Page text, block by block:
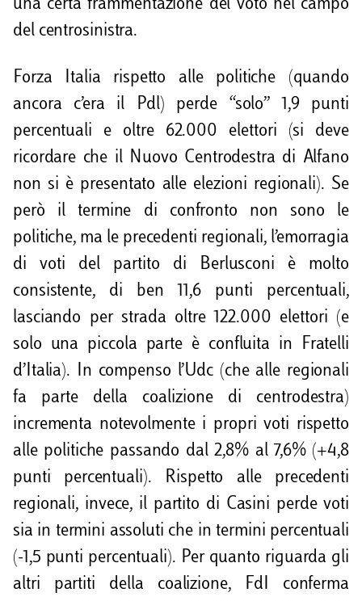
una certa frammentazione del voto nel campo
del centrosinistra.
Forza Italia rispetto alle politiche (quando
ancora c’era il Pdl) perde “solo” 1,9 punti
percentuali e oltre 62.000 elettori (si deve
ricordare che il Nuovo Centrodestra di Alfano
non si è presentato alle elezioni regionali). Se
però il termine di confronto non sono le
politiche, ma le precedenti regionali, l’emorragia
di voti del partito di Berlusconi è molto
consistente, di ben 11,6 punti percentuali,
lasciando per strada oltre 122.000 elettori (e
solo una piccola parte è confluita in Fratelli
d’Italia). In compenso l’Udc (che alle regionali
fa parte della coalizione di centrodestra)
incrementa notevolmente i propri voti rispetto
alle politiche passando dal 2,8% al 7,6% (+4,8
punti percentuali). Rispetto alle precedenti
regionali, invece, il partito di Casini perde voti
sia in termini assoluti che in termini percentuali
(-1,5 punti percentuali). Per quanto riguarda gli
altri partiti della coalizione, FdI conferma